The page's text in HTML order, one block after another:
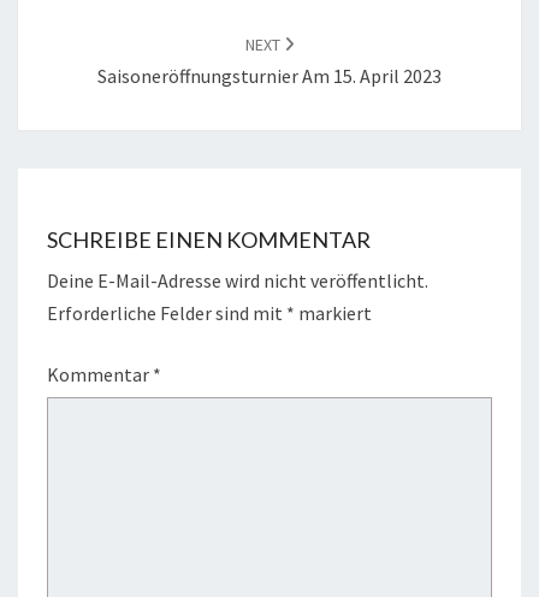
NEXT
Saisoneröffnungsturnier Am 15. April 2023
SCHREIBE EINEN KOMMENTAR
Deine E-Mail-Adresse wird nicht veröffentlicht.
Erforderliche Felder sind mit * markiert
Kommentar *